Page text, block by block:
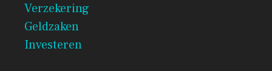
Verzekering
Geldzaken
Investeren